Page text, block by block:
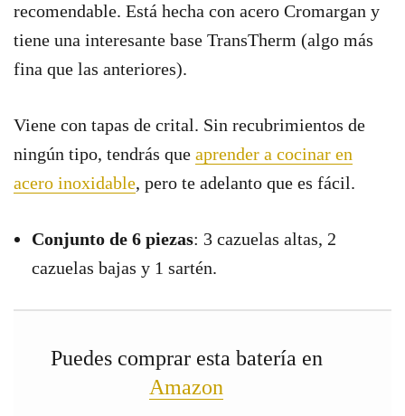
recomendable. Está hecha con acero Cromargan y
tiene una interesante base TransTherm (algo más
fina que las anteriores).
Viene con tapas de crital. Sin recubrimientos de
ningún tipo, tendrás que aprender a cocinar en
acero inoxidable, pero te adelanto que es fácil.
Conjunto de 6 piezas: 3 cazuelas altas, 2
cazuelas bajas y 1 sartén.
Puedes comprar esta batería en
Amazon